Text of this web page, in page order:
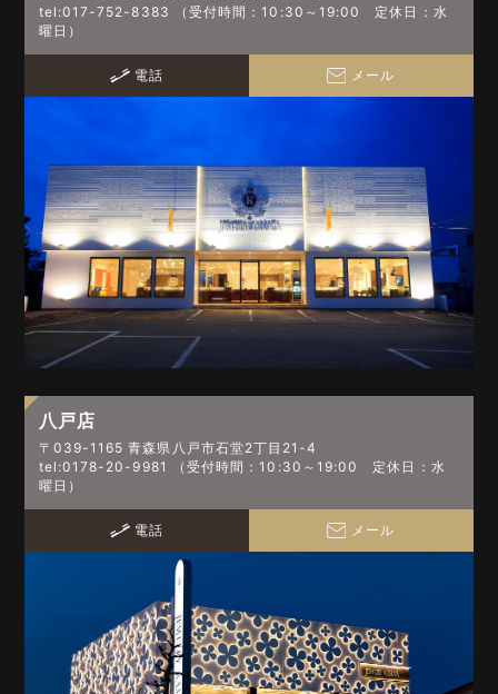
tel:017-752-8383 （受付時間：10:30～19:00 定休日：水
曜日）
電話 メール
八戸店
〒039-1165 青森県八戸市石堂2丁目21-4
tel:0178-20-9981 （受付時間：10:30～19:00 定休日：水
曜日）
電話 メール